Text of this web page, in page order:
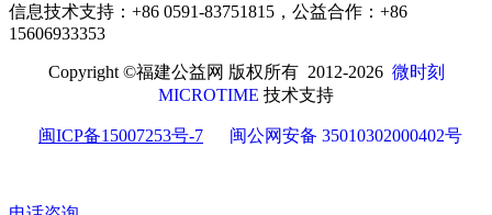
信息技术支持：+86 0591-83751815，公益合作：+86
15606933353
Copyright ©福建公益网 版权所有 2012-2026 微时刻
MICROTIME 技术支持
闽ICP备15007253号-7 闽公网安备 35010302000402号